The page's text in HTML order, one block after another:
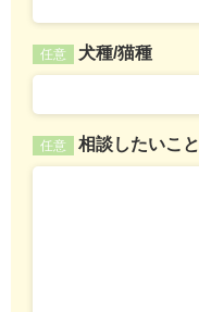
任意 犬種/猫種
任意 相談したいこと